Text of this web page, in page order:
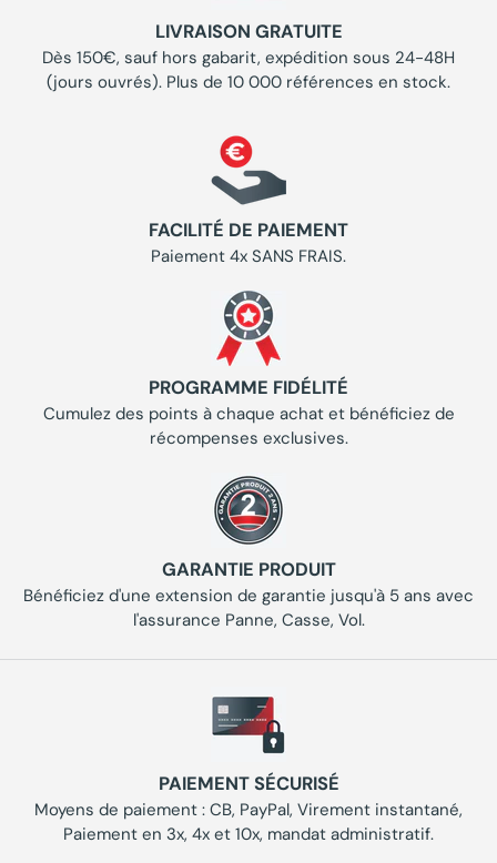
LIVRAISON GRATUITE
Dès 150€, sauf hors gabarit, expédition sous 24-48H
(jours ouvrés). Plus de 10 000 références en stock.
FACILITÉ DE PAIEMENT
Paiement 4x SANS FRAIS.
PROGRAMME FIDÉLITÉ
Cumulez des points à chaque achat et bénéficiez de
récompenses exclusives.
GARANTIE PRODUIT
Bénéficiez d'une extension de garantie jusqu'à 5 ans avec
l'assurance Panne, Casse, Vol.
PAIEMENT SÉCURISÉ
Moyens de paiement : CB, PayPal, Virement instantané,
Paiement en 3x, 4x et 10x, mandat administratif.